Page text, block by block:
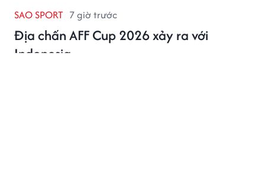
SAO SPORT 7 giờ trước
Địa chấn AFF Cup 2026 xảy ra với
Indonesia